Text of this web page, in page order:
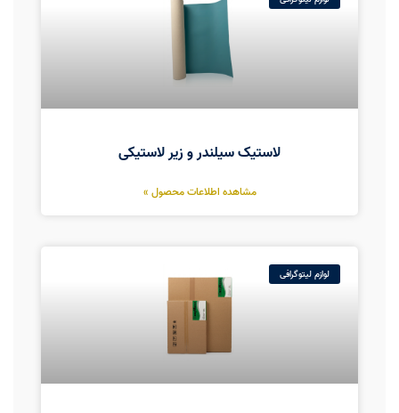
لاستیک سیلندر و زیر لاستیکی
مشاهده اطلاعات محصول »
لوازم لیتوگرافی